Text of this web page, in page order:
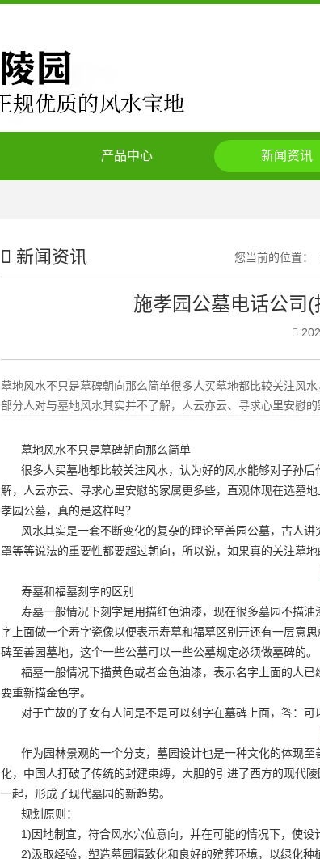
产品中心 新闻资讯
新闻资讯 您当前的位置：
施孝园公墓电话公司
墓地风水不只是墓碑朝向那么简单很多人买墓地都比较关注风
部分人对与墓地风水其实并不了解，人云亦云、寻求心里安慰
墓地风水不只是墓碑朝向那么简单
很多人买墓地都比较关注风水，认为好的风水能够对子孙
解，人云亦云、寻求心里安慰的家属更多些，直观体现在选墓
孝园公墓，真的是这样吗？
风水其实是一套不断变化的复杂的理论至善园公墓，古人讲
罩等等说法的重要性都要超过朝向，所以说，如果真的关注墓
寿墓和福墓刻字的区别
寿墓一般情况下刻字是用描红色油漆，现在很多墓园不描
字上面做一个寿字瓷像以便表示寿墓和福墓区别开还有一层意
碑至善园墓地，这个一些公墓可以一些公墓规定必须做墓碑的。
福墓一般情况下描黄色或者金色油漆，表示名字上面的人
要重新描金色字。
对于亡故的子女有人问是不是可以刻字在墓碑上面，答：
作为园林景观的一个分支，墓园设计也是一种文化的体现至
化，中国人打破了传统的封建束缚，大胆的引进了西方的现代
一起，形成了现代墓园的新趋势。
规划原则：
1)因地制宜，符合风水穴位意向，并在可能的情况下，使设
2)汲取经验，塑造墓园精致化和良好的殡葬环境，以绿化种